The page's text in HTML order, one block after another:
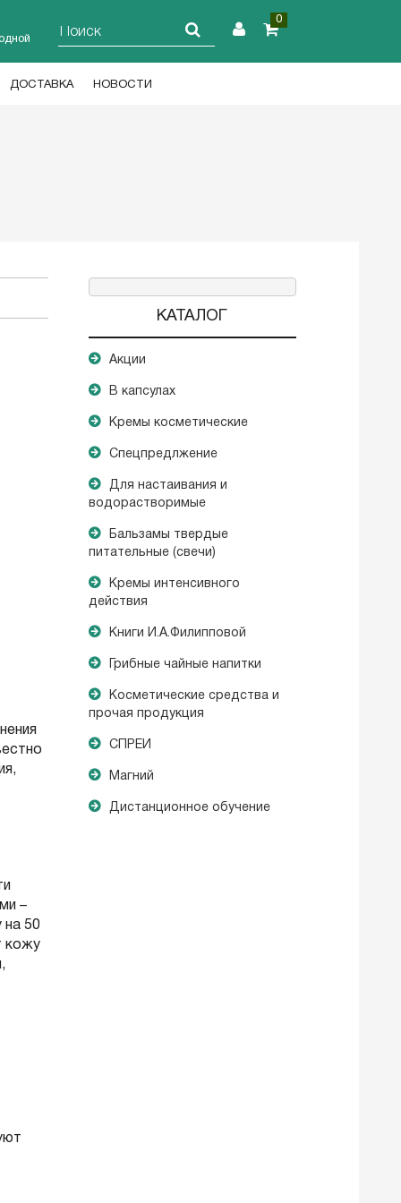
0
ДОСТАВКА НОВОСТИ
–
на 50
кожу
КАТАЛОГ
Акции
В капсулах
Кремы косметические
Спецпредлжение
Для настаивания и
водорастворимые
Бальзамы твердые
питательные (свечи)
Кремы интенсивного
действия
Книги И.А.Филипповой
Грибные чайные напитки
Косметические средства и
прочая продукция
СПРЕИ
Магний
Дистанционное обучение